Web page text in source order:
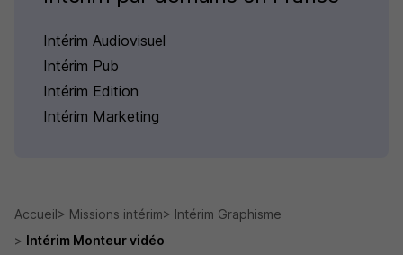
Intérim Audiovisuel
Intérim Pub
Intérim Edition
Intérim Marketing
Accueil Missions intérim
Intérim Graphisme
Intérim Monteur vidéo